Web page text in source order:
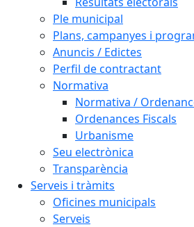
Ple municipal
Plans, campanyes i
Anuncis / Edictes
Perfil de contractant
Normativa
Normativa /
Ordenances Fiscals
Urbanisme
Seu electrònica
Transparència
Serveis i tràmits
Oficines municipals
Serveis